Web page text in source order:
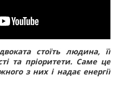
стоїть людина, її
та пріоритети. Саме це
з них і надає енергії